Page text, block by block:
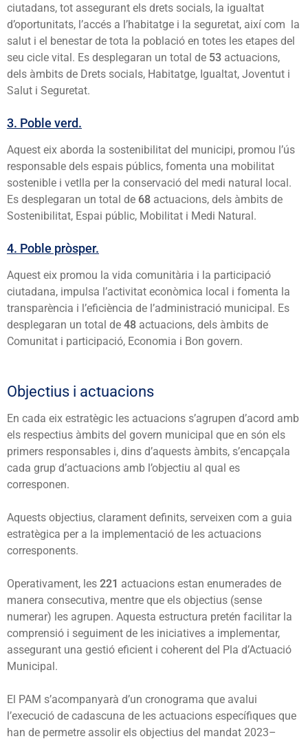
ciutadans, tot assegurant els drets socials, la igualtat
d’oportunitats, l’accés a l’habitatge i la seguretat, així com la
salut i el benestar de tota la població en totes les etapes del
seu cicle vital. Es desplegaran un total de 53 actuacions,
dels àmbits de Drets socials, Habitatge, Igualtat, Joventut i
Salut i Seguretat.
3. Poble verd.
Aquest eix aborda la sostenibilitat del municipi, promou l’ús
responsable dels espais públics, fomenta una mobilitat
sostenible i vetlla per la conservació del medi natural local.
Es desplegaran un total de 68 actuacions, dels àmbits de
Sostenibilitat, Espai públic, Mobilitat i Medi Natural.
4. Poble pròsper.
Aquest eix promou la vida comunitària i la participació
ciutadana, impulsa l’activitat econòmica local i fomenta la
transparència i l’eficiència de l’administració municipal. Es
desplegaran un total de 48 actuacions, dels àmbits de
Comunitat i participació, Economia i Bon govern.
Objectius i actuacions
En cada eix estratègic les actuacions s’agrupen d’acord amb
els respectius àmbits del govern municipal que en són els
primers responsables i, dins d’aquests àmbits, s’encapçala
cada grup d’actuacions amb l’objectiu al qual es
corresponen.
Aquests objectius, clarament definits, serveixen com a guia
estratègica per a la implementació de les actuacions
corresponents.
Operativament, les 221 actuacions estan enumerades de
manera consecutiva, mentre que els objectius (sense
numerar) les agrupen. Aquesta estructura pretén facilitar la
comprensió i seguiment de les iniciatives a implementar,
assegurant una gestió eficient i coherent del Pla d’Actuació
Municipal.
El PAM s’acompanyarà d’un cronograma que avalui
l’execució de cadascuna de les actuacions específiques que
han de permetre assolir els objectius del mandat 2023–